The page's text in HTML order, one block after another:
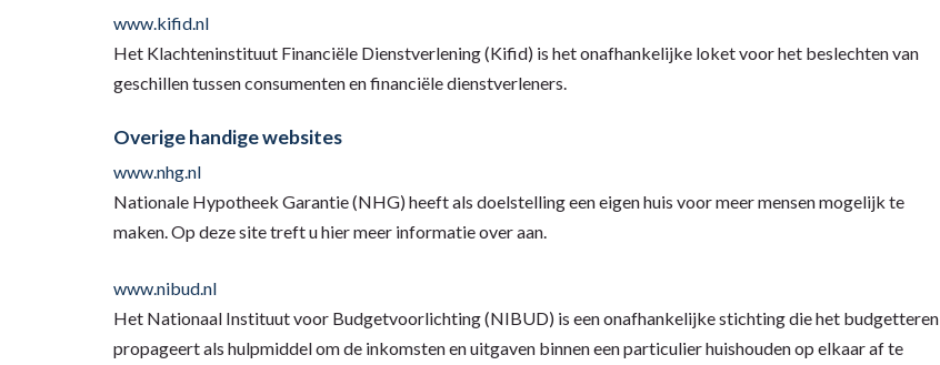
www.kifid.nl
Het Klachteninstituut Financiële Dienstverlening (Kifid) is het onafhankelijke loket voor het beslechten van
geschillen tussen consumenten en financiële dienstverleners.
Overige handige websites
www.nhg.nl
Nationale Hypotheek Garantie (NHG) heeft als doelstelling een eigen huis voor meer mensen mogelijk te
maken. Op deze site treft u hier meer informatie over aan.
www.nibud.nl
Het Nationaal Instituut voor Budgetvoorlichting (NIBUD) is een onafhankelijke stichting die het budgetteren
propageert als hulpmiddel om de inkomsten en uitgaven binnen een particulier huishouden op elkaar af te